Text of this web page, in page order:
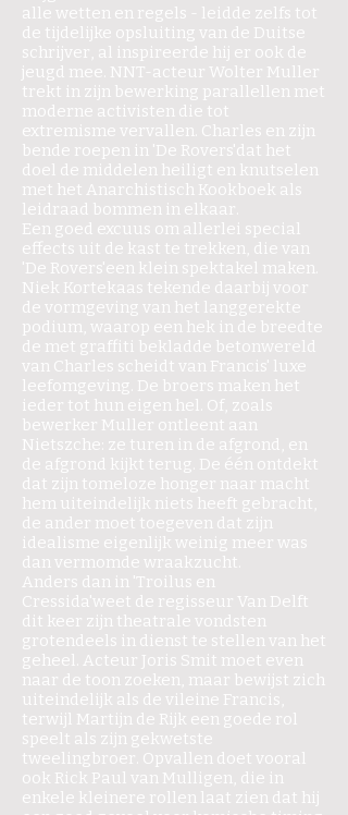
alle wetten en regels - leidde zelfs tot
de tijdelijke opsluiting van de Duitse
schrijver, al inspireerde hij er ook de
jeugd mee. NNT-acteur Wolter Muller
trekt in zijn bewerking parallellen met
moderne activisten die tot
extremisme vervallen. Charles en zijn
bende roepen in 'De Rovers'dat het
doel de middelen heiligt en knutselen
met het Anarchistisch Kookboek als
leidraad bommen in elkaar.
Een goed excuus om allerlei special
effects uit de kast te trekken, die van
'De Rovers'een klein spektakel maken.
Niek Kortekaas tekende daarbij voor
de vormgeving van het langgerekte
podium, waarop een hek in de breedte
de met graffiti bekladde betonwereld
van Charles scheidt van Francis' luxe
leefomgeving. De broers maken het
ieder tot hun eigen hel. Of, zoals
bewerker Muller ontleent aan
Nietszche: ze turen in de afgrond, en
de afgrond kijkt terug. De één ontdekt
dat zijn tomeloze honger naar macht
hem uiteindelijk niets heeft gebracht,
de ander moet toegeven dat zijn
idealisme eigenlijk weinig meer was
dan vermomde wraakzucht.
Anders dan in 'Troilus en
Cressida'weet de regisseur Van Delft
dit keer zijn theatrale vondsten
grotendeels in dienst te stellen van het
geheel. Acteur Joris Smit moet even
naar de toon zoeken, maar bewijst zich
uiteindelijk als de vileine Francis,
terwijl Martijn de Rijk een goede rol
speelt als zijn gekwetste
tweelingbroer. Opvallen doet vooral
ook Rick Paul van Mulligen, die in
enkele kleinere rollen laat zien dat hij